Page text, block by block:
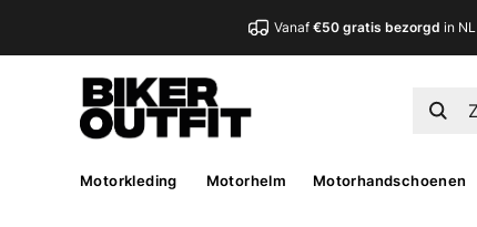
Vanaf €50 gratis bezorgd in NL
Motorkleding Motorhelm Motorhandschoenen